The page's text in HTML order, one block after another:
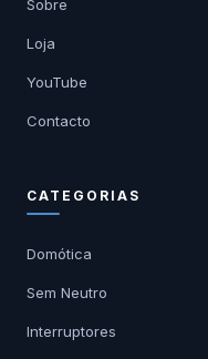
Sobre
Loja
YouTube
Contacto
CATEGORIAS
Domótica
Sem Neutro
Interruptores